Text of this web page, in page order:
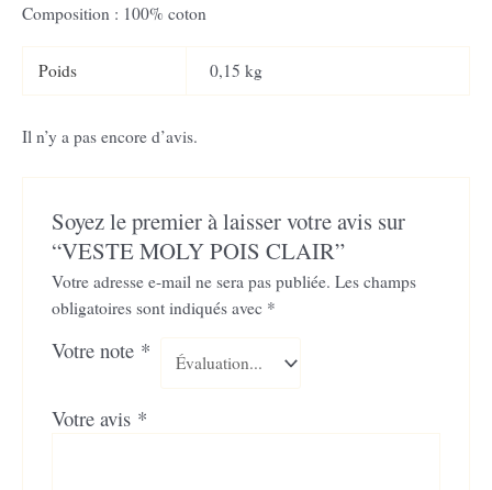
Composition : 100% coton
Poids 0,15 kg
Il n’y a pas encore d’avis.
Soyez le premier à laisser votre avis sur
“VESTE MOLY POIS CLAIR”
Votre adresse e-mail ne sera pas publiée. Les champs
obligatoires sont indiqués avec *
Votre note *
Votre avis *